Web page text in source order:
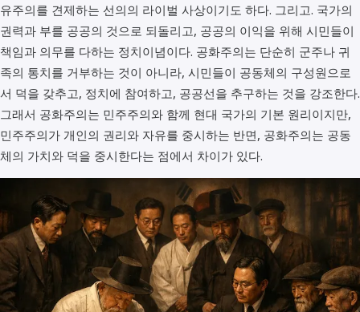
유주의를 견제하는 선의의 라이벌 사상이기도 하다. 그리고. 국가의
권력과 부를 공공의 것으로 되돌리고, 공공의 이익을 위해 시민들이
책임과 의무를 다하는 정치이념이다. 공화주의는 단순히 군주나 귀
족의 통치를 거부하는 것이 아니라, 시민들이 공동체의 구성원으로
서 덕을 갖추고, 정치에 참여하고, 공공선을 추구하는 것을 강조한다.
그래서 공화주의는 민주주의와 함께 현대 국가의 기본 원리이지만,
민주주의가 개인의 권리와 자유를 중시하는 반면, 공화주의는 공동
체의 가치와 덕을 중시한다는 점에서 차이가 있다.